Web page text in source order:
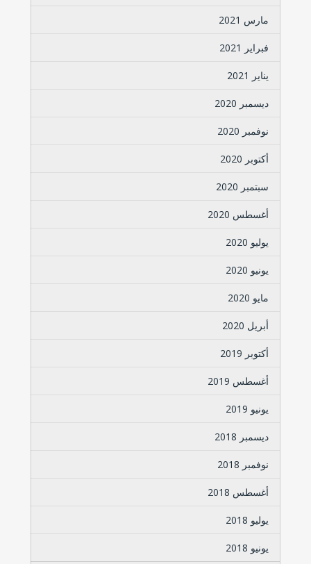
مارس 2021
فبراير 2021
يناير 2021
ديسمبر 2020
نوفمبر 2020
أكتوبر 2020
سبتمبر 2020
أغسطس 2020
يوليو 2020
يونيو 2020
مايو 2020
أبريل 2020
أكتوبر 2019
أغسطس 2019
يونيو 2019
ديسمبر 2018
نوفمبر 2018
أغسطس 2018
يوليو 2018
يونيو 2018